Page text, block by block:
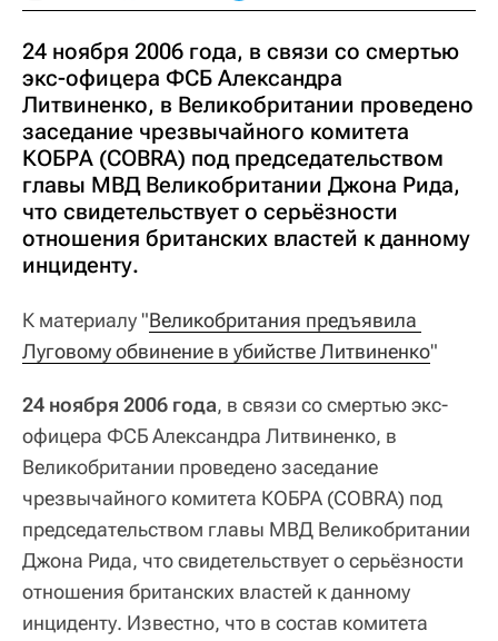
24 ноября 2006 года, в связи со смертью
экс-офицера ФСБ Александра
Литвиненко, в Великобритании проведено
заседание чрезвычайного комитета
КОБРА (COBRA) под председательством
главы МВД Великобритании Джона Рида,
что свидетельствует о серьёзности
отношения британских властей к данному
инциденту.
К материалу "Великобритания предъявила
Луговому обвинение в убийстве Литвиненко"
24 ноября 2006 года, в связи со смертью экс-
офицера ФСБ Александра Литвиненко, в
Великобритании проведено заседание
чрезвычайного комитета КОБРА (COBRA) под
председательством главы МВД Великобритании
Джона Рида, что свидетельствует о серьёзности
отношения британских властей к данному
инциденту. Известно, что в состав комитета